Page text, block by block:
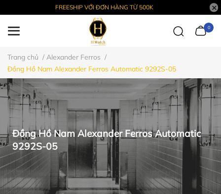
FREESHIP VỚI ĐƠN HÀNG TỪ 500K
0
Trang chủ / Alexander Ferros /
Đồng Hồ Nam Alexander Ferros Automatic 9292S-05
Đồng Hồ Nam Alexander Ferros Automatic
9292S-05